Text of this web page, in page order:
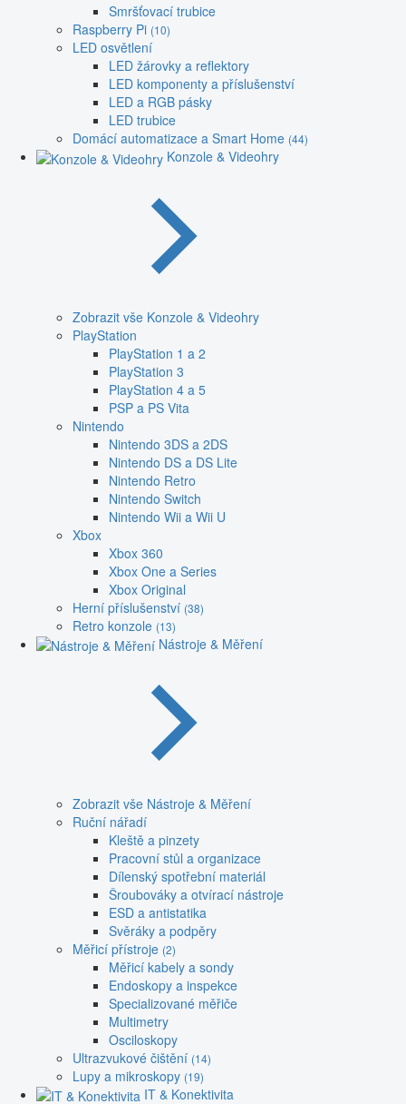
Smršťovací trubice
Raspberry Pi (10)
LED osvětlení
LED žárovky a reflektory
LED komponenty a příslušenství
LED a RGB pásky
LED trubice
Domácí automatizace a Smart Home (44)
Konzole & Videohry
Zobrazit vše Konzole & Videohry
PlayStation
PlayStation 1 a 2
PlayStation 3
PlayStation 4 a 5
PSP a PS Vita
Nintendo
Nintendo 3DS a 2DS
Nintendo DS a DS Lite
Nintendo Retro
Nintendo Switch
Nintendo Wii a Wii U
Xbox
Xbox 360
Xbox One a Series
Xbox Original
Herní příslušenství (38)
Retro konzole (13)
Nástroje & Měření
Zobrazit vše Nástroje & Měření
Ruční nářadí
Kleště a pinzety
Pracovní stůl a organizace
Dílenský spotřební materiál
Šroubováky a otvírací nástroje
ESD a antistatika
Svěráky a podpěry
Měřicí přístroje (2)
Měřicí kabely a sondy
Endoskopy a inspekce
Specializované měřiče
Multimetry
Osciloskopy
Ultrazvukové čištění (14)
Lupy a mikroskopy (19)
IT & Konektivita